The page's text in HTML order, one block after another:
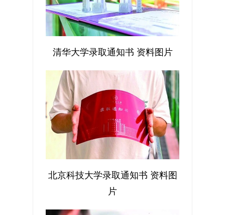
清华大学录取通知书 资料图片
北京科技大学录取通知书 资料图
片